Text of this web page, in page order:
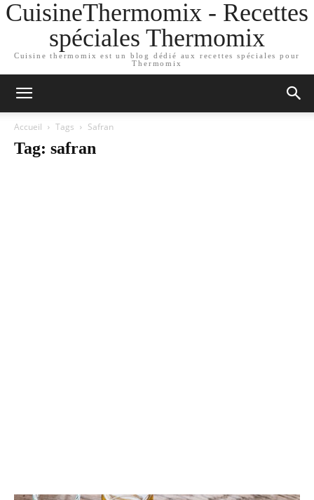
CuisineThermomix - Recettes
spéciales Thermomix
Cuisine thermomix est un blog dédié aux recettes spéciales pour
Thermomix
Accueil Tags Safran
Tag: safran